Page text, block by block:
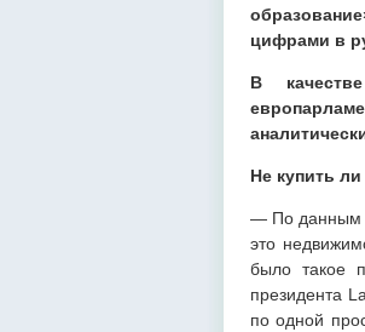
цифрами в
В
Не купить
— По данным
это
было такое
президента
по одной